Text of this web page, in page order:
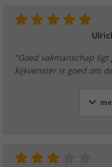
"Goed vakmanschap
kijkvenster is goed om